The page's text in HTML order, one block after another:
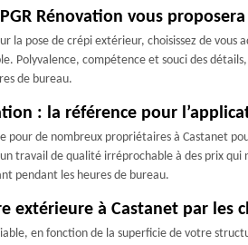
Rénovation vous
la pose de crépi extérieur, choisissez de
compétence et souci des
de bureau.
: la référence pour
de nombreux propriétaires à Castanet
travail de qualité irréprochable à des prix
pendant les heures de bureau.
à Castanet par les
en fonction de la superficie de votre